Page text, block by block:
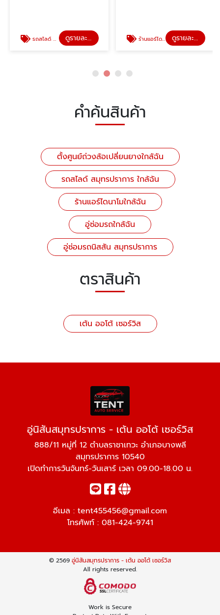
รถสไลด์ สมุทรปราการ ใกล้ฉัน ดูรายละเอียด ร้านแอร์ไดนาโมใกล้ฉัน ดูรายละเอียด
คำค้นสินค้า
ตั้งศูนย์ถ่วงล้อเปลี่ยนยางใกล้ฉัน
รถสไลด์ สมุทรปราการ ใกล้ฉัน
ร้านแอร์ไดนาโมใกล้ฉัน
อู่ซ่อมรถใกล้ฉัน
อู่ซ่อมรถนิสสัน สมุทรปราการ
ตราสินค้า
เต้น ออโต้ เซอร์วิส
อู่นิสันสมุทรปราการ - เต้น ออโต้ เซอร์วิส
888/11 หมู่ที่ 12 ตำบลราชาเทวะ อำเภอบางพลี
สมุทรปราการ 10540
เปิดทำการวันจันทร์-วันเสาร์ เวลา 09.00-18.00 น.
อีเมล : tent455456@gmail.com
โทรศัพท์ : 081-424-9741
© 2569 อู่นิสันสมุทรปราการ - เต้น ออโต้ เซอร์วิส
All rights reserved.
Work is Secure